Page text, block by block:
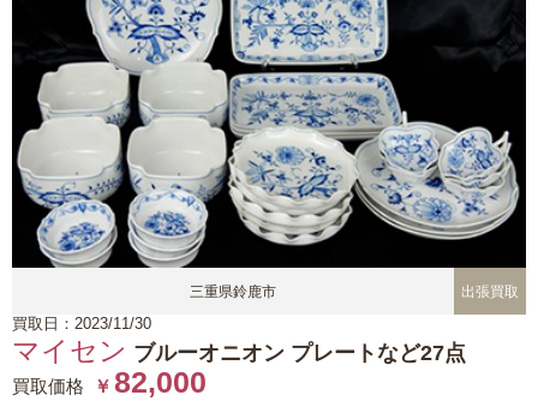
三重県鈴鹿市 出張買取
買取日：2023/11/30
マイセン ブルーオニオン プレートなど27点
買取価格 ￥ 82,000